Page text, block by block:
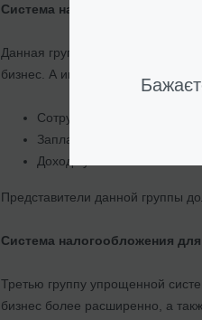
Система налогообложения
Данная группа
бизнес. А именно:
Сотрудничество с
Запланировано найм
Доход субъекта составляет
Представители данной группы
Система налогообложения
Третью группу упрощенной
бизнес более расширенно, а